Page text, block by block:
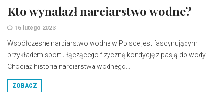
Kto wynalazł narciarstwo wodne?
16 lutego 2023
Współczesne narciarstwo wodne w Polsce jest fascynującym
przykładem sportu łączącego fizyczną kondycję z pasją do wody.
Chociaż historia narciarstwa wodnego...
ZOBACZ